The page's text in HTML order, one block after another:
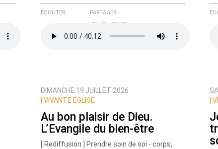
commentaires de cette discussion par email
ÉCOUTER PARTAGER
DIMANCHE 19 JUILLET 2026
VIVANTE EGLISE
Au bon plaisir de Dieu.
L’Evangile du bien-être
[ Rediffusion ] Prendre soin de soi - corps,